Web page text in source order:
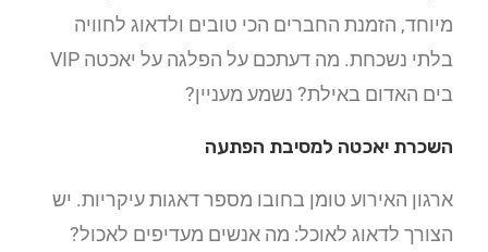
מיוחד, הזמנת החברים הכי טובים ולדאוג לחוויה
בלתי נשכחת. מה דעתכם על הפלגה על יאכטה VIP
בים האדום באילת? נשמע מעניין?
השכרת יאכטה למסיבת הפתעה
ארגון האירוע טומן בחובו מספר דאגות עיקריות. יש
הצורך לדאוג לאוכל: מה אנשים מעדיפים לאכול?